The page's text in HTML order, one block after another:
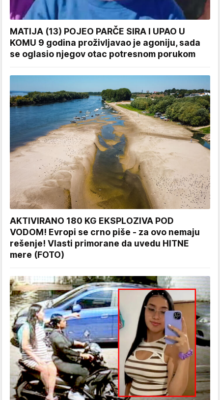
MATIJA (13) POJEO PARČE SIRA I UPAO U
KOMU 9 godina proživljavao je agoniju, sada
se oglasio njegov otac potresnom porukom
AKTIVIRANO 180 KG EKSPLOZIVA POD
VODOM! Evropi se crno piše - za ovo nemaju
rešenje! Vlasti primorane da uvedu HITNE
mere (FOTO)